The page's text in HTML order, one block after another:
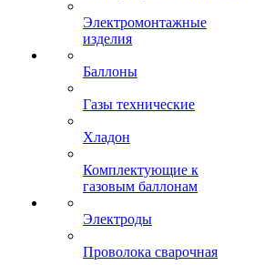
Электромонтажные
изделия
Баллоны
Газы технические
Хладон
Комплектующие к
газовым баллонам
Электроды
Проволока сварочная